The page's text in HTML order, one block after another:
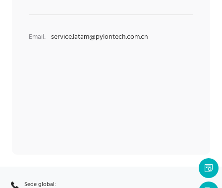
Email: service.latam@pylontech.com.cn
Sede global: